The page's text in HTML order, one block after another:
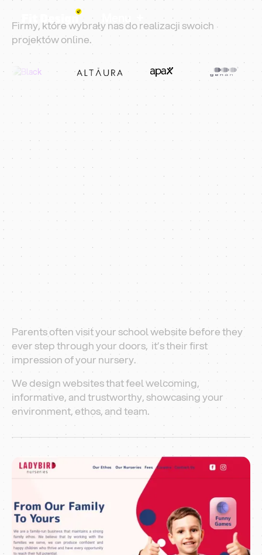
Menu
Uzyskaj Wyniki w Ciągu 90 Dni
5-gwiazdkowa Agencja Projektowa
Projekt Strony
Internetowej
Przedszkola
Projektujemy i rozwijamy wysokiej jakości strony
internetowe dla przedszkoli w Gdansku, które
służą społecznościom i łączą ludzi.
Zarezerwuj Rozmowę
Firmy, które wybrały nas do realizacji swoich
projektów online.
Parents often visit your school website before they
ever step through your doors, it’s their first
impression of your nursery.
We design websites that feel welcoming,
informative, and trustworthy, showcasing your
environment, ethos, and team.